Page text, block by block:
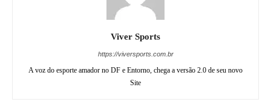
Viver Sports
https://viversports.com.br
A voz do esporte amador no DF e Entorno, chega a versão 2.0 de seu novo
Site